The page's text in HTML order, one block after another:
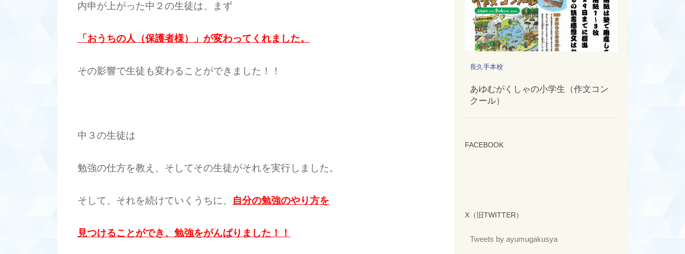
内申が上がった中２の生徒は、まず
「おうちの人（保護者様）」が変わってくれました。
その影響で生徒も変わることができました！！
中３の生徒は
勉強の仕方を教え、そしてその生徒がそれを実行しました。
そして、それを続けていくうちに、 自分の勉強のやり方を
見つけることができ、勉強をがんばりました！！
長久手本校
あゆむがくしゃの小学生（作文コン
クール）
FACEBOOK
X（旧TWITTER）
Tweets by ayumugakusya